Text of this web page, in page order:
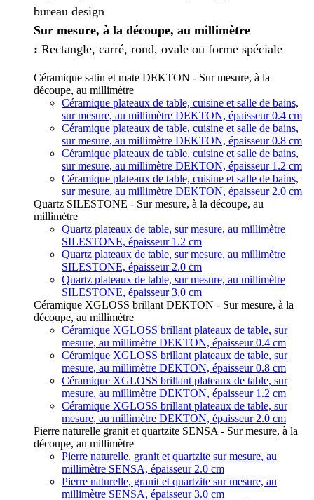
bureau design
Sur mesure, à la découpe, au millimètre
: Rectangle, carré, rond, ovale ou forme spéciale
Céramique satin et mate DEKTON - Sur mesure, à la
découpe, au millimètre
Céramique plateaux de table, cuisine et salle de bains,
sur mesure, au millimètre DEKTON, épaisseur 0.4 cm
Céramique plateaux de table, cuisine et salle de bains,
sur mesure, au millimètre DEKTON, épaisseur 0.8 cm
Céramique plateaux de table, cuisine et salle de bains,
sur mesure, au millimètre DEKTON, épaisseur 1.2 cm
Céramique plateaux de table, cuisine et salle de bains,
sur mesure, au millimètre DEKTON, épaisseur 2.0 cm
Quartz SILESTONE - Sur mesure, à la découpe, au
millimètre
Quartz plateaux de table, sur mesure, au millimètre
SILESTONE, épaisseur 1.2 cm
Quartz plateaux de table, sur mesure, au millimètre
SILESTONE, épaisseur 2.0 cm
Quartz plateaux de table, sur mesure, au millimètre
SILESTONE, épaisseur 3.0 cm
Céramique XGLOSS brillant DEKTON - Sur mesure, à la
découpe, au millimètre
Céramique XGLOSS brillant plateaux de table, sur
mesure, au millimètre DEKTON, épaisseur 0.4 cm
Céramique XGLOSS brillant plateaux de table, sur
mesure, au millimètre DEKTON, épaisseur 0.8 cm
Céramique XGLOSS brillant plateaux de table, sur
mesure, au millimètre DEKTON, épaisseur 1.2 cm
Céramique XGLOSS brillant plateaux de table, sur
mesure, au millimètre DEKTON, épaisseur 2.0 cm
Pierre naturelle granit et quartzite SENSA - Sur mesure, à la
découpe, au millimètre
Pierre naturelle, granit et quartzite sur mesure, au
millimètre SENSA, épaisseur 2.0 cm
Pierre naturelle, granit et quartzite sur mesure, au
millimètre SENSA, épaisseur 3.0 cm